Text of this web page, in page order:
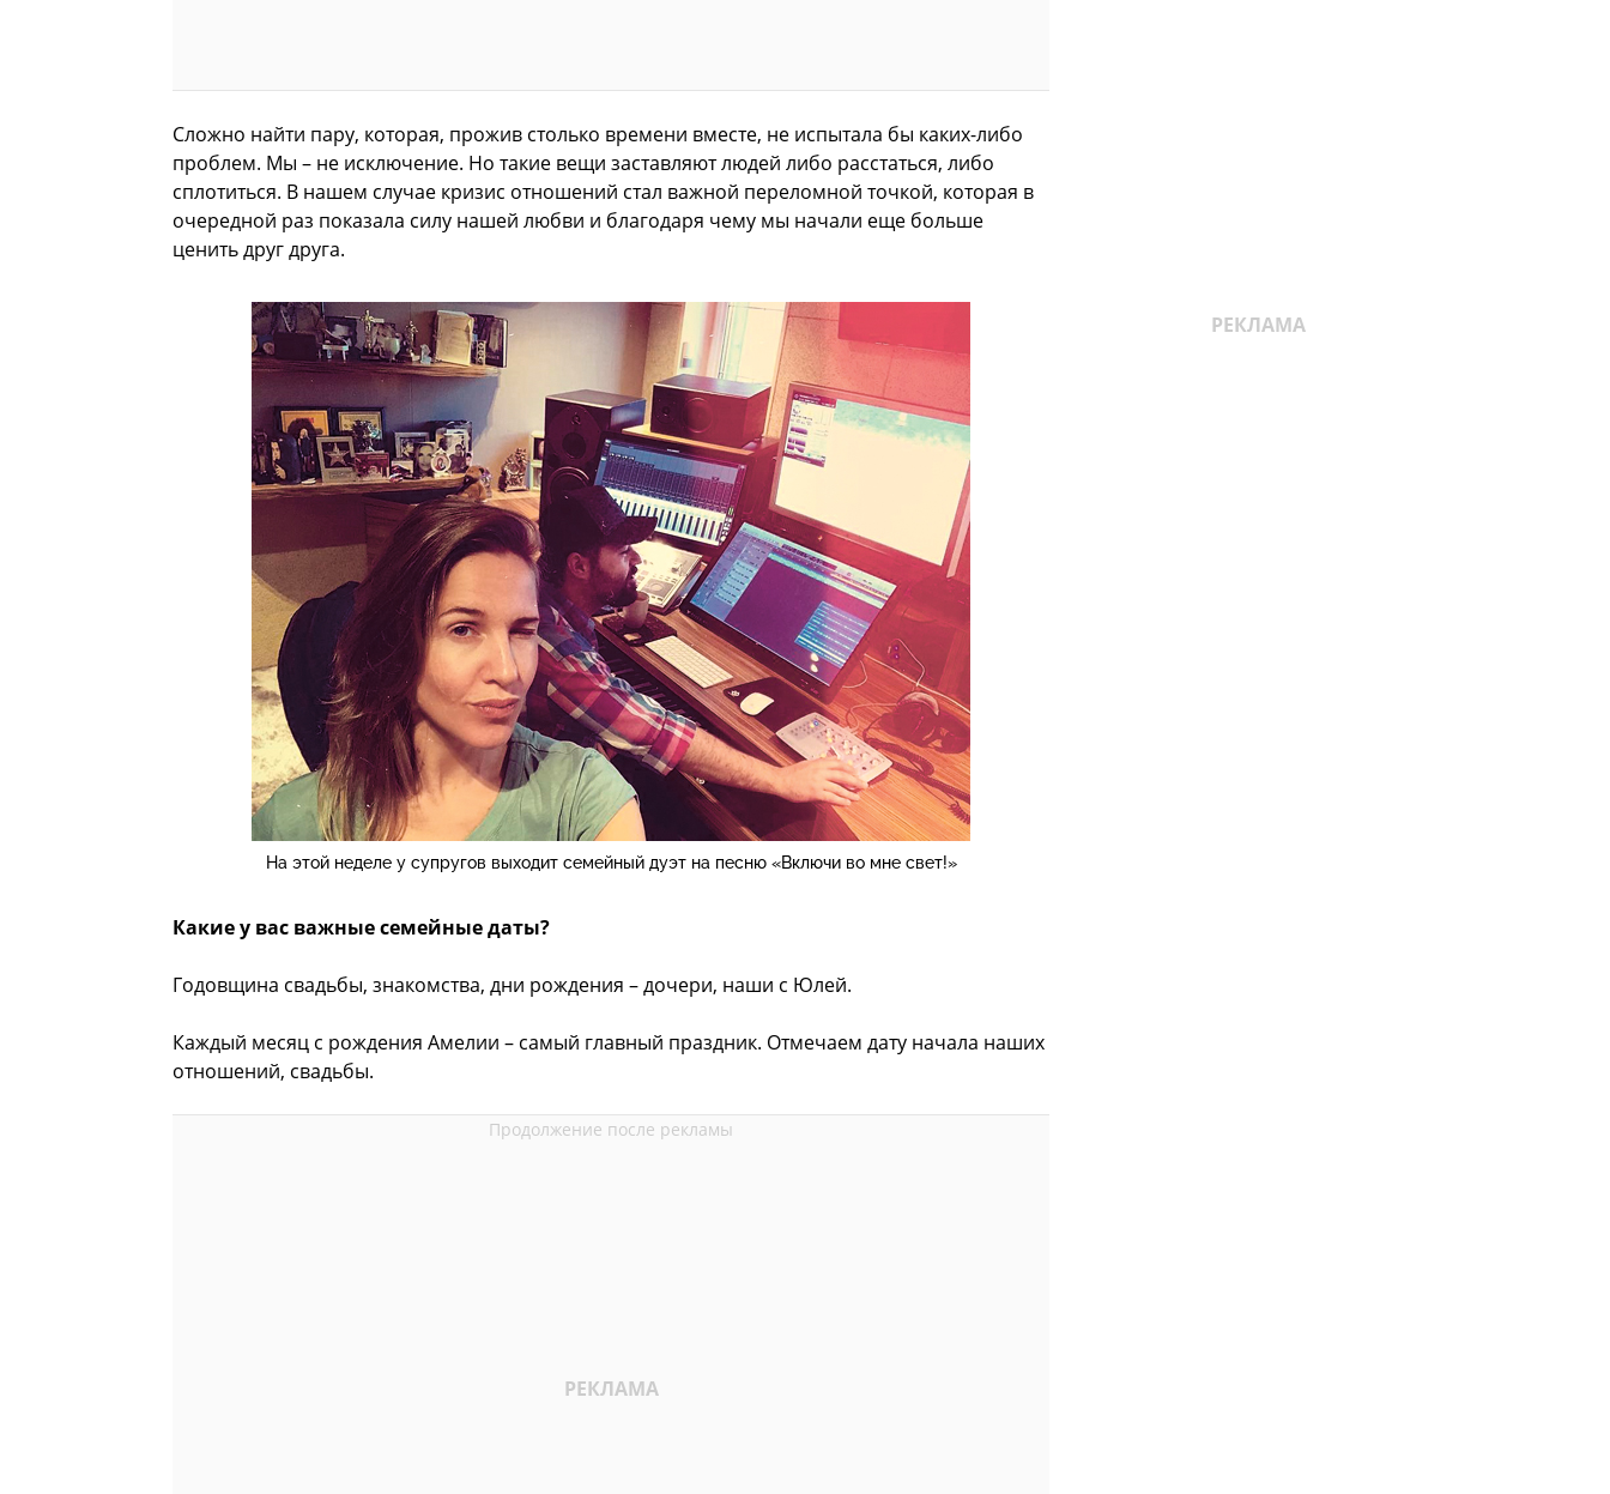
Сложно найти пару, которая, прожив столько времени вместе, не испытала бы каких-либо
проблем. Мы – не исключение. Но такие вещи заставляют людей либо расстаться, либо
сплотиться. В нашем случае кризис отношений стал важной переломной точкой, которая в
очередной раз показала силу нашей любви и благодаря чему мы начали еще больше
ценить друг друга.
На этой неделе у супругов выходит семейный дуэт на песню «Включи во мне свет!»
Какие у вас важные семейные даты?
Годовщина свадьбы, знакомства, дни рождения – дочери, наши с Юлей.
Каждый месяц с рождения Амелии – самый главный праздник. Отмечаем дату начала наших
отношений, свадьбы.